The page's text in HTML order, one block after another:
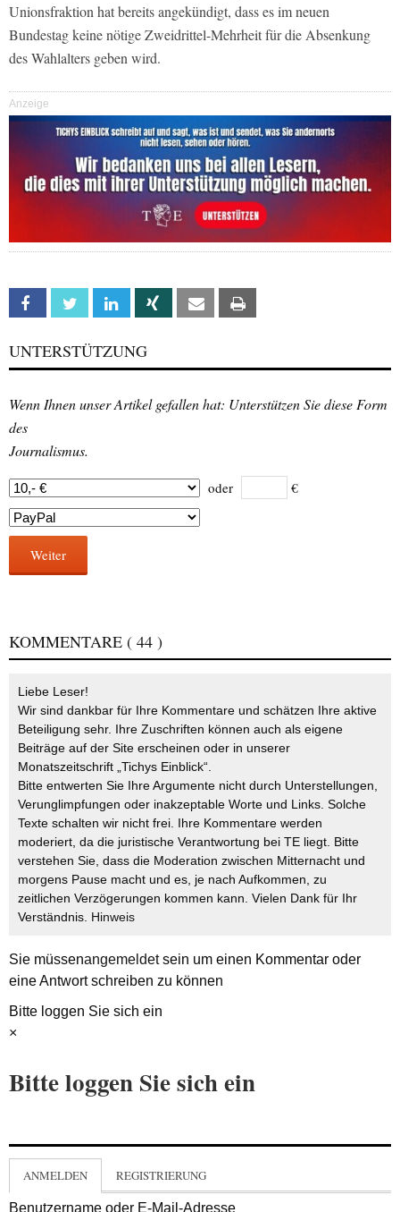
Unionsfraktion hat bereits angekündigt, dass es im neuen
Bundestag keine nötige Zweidrittel-Mehrheit für die Absenkung
des Wahlalters geben wird.
Anzeige
Facebook Twitter Linkedin Xing Email
UNTERSTÜTZUNG
Wenn Ihnen unser Artikel gefallen hat: Unterstützen Sie diese Form
des
Journalismus.
oder €
Weiter
KOMMENTARE ( 44 )
Liebe Leser!
Wir sind dankbar für Ihre Kommentare und schätzen Ihre aktive
Beteiligung sehr. Ihre Zuschriften können auch als eigene
Beiträge auf der Site erscheinen oder in unserer
Monatszeitschrift „Tichys Einblick“.
Bitte entwerten Sie Ihre Argumente nicht durch Unterstellungen,
Verunglimpfungen oder inakzeptable Worte und Links. Solche
Texte schalten wir nicht frei. Ihre Kommentare werden
moderiert, da die juristische Verantwortung bei TE liegt. Bitte
verstehen Sie, dass die Moderation zwischen Mitternacht und
morgens Pause macht und es, je nach Aufkommen, zu
zeitlichen Verzögerungen kommen kann. Vielen Dank für Ihr
Verständnis. Hinweis
Sie müssenangemeldetsein um einen Kommentar oder
eine Antwort schreiben zu können
Bitte loggen Sie sich ein
×
Bitte loggen Sie sich ein
ANMELDEN REGISTRIERUNG
Benutzername oder E-Mail-Adresse